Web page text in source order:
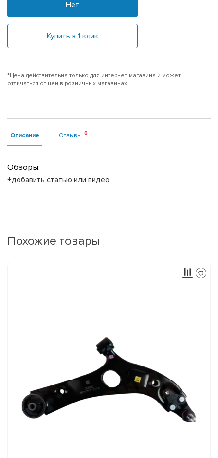
Нет
Купить в 1 клик
*Цена действительна только для интернет-магазина и может
отличаться от цен в розничных магазинах
Описание Отзывы
Обзоры:
+добавить статью или видео
Похожие товары